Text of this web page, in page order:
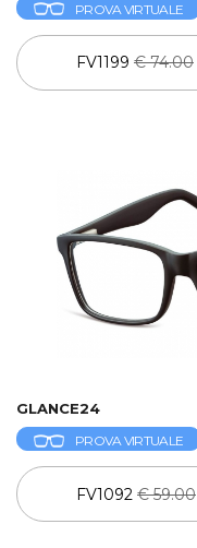
PROVA VIRTUALE
FV1199 € 74.00
GLANCE24
PROVA VIRTUALE
FV1092 € 59.00